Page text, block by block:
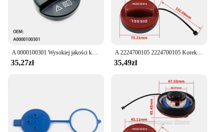
35,27zł
A 2224700105 2224700105 Korek wlewu paliwa do Mercedes MB W176 W117 X156 W205 W213
35,49zł